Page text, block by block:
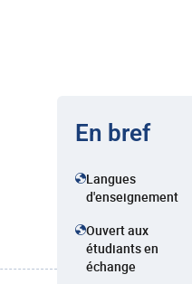
En bref
Langues
d'enseignement
Ouvert aux
étudiants en
échange